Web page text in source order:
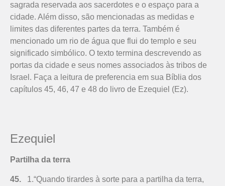
sagrada reservada aos sacerdotes e o espaço para a
cidade. Além disso, são mencionadas as medidas e
limites das diferentes partes da terra. Também é
mencionado um rio de água que flui do templo e seu
significado simbólico. O texto termina descrevendo as
portas da cidade e seus nomes associados às tribos de
Israel. Faça a leitura de preferencia em sua Bíblia dos
capítulos 45, 46, 47 e 48 do livro de Ezequiel (Ez).
Ezequiel
Partilha da terra
45. 1.“Quando tirardes à sorte para a partilha da terra,